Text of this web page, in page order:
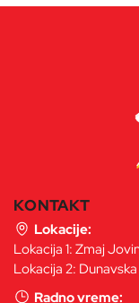
KONTAKT
Lokacije:
Lokacija 1: Zmaj
Lokacija 2:
Radno vreme: